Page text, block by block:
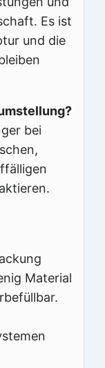
Es ist
und die
bei
Material